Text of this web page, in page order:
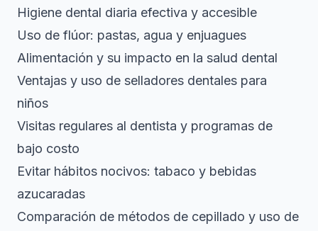
Higiene dental diaria efectiva y accesible
Uso de flúor: pastas, agua y enjuagues
Alimentación y su impacto en la salud dental
Ventajas y uso de selladores dentales para
niños
Visitas regulares al dentista y programas de
bajo costo
Evitar hábitos nocivos: tabaco y bebidas
azucaradas
Comparación de métodos de cepillado y uso de